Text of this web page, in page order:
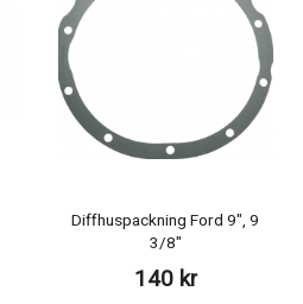
Diffhuspackning Ford 9", 9
3/8"
140 kr